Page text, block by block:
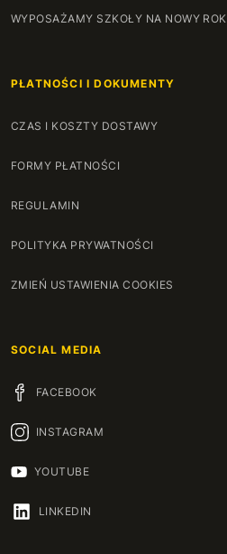
WYPOSAŻAMY SZKOŁY NA NOWY ROK
PŁATNOŚCI I DOKUMENTY
CZAS I KOSZTY DOSTAWY
FORMY PŁATNOŚCI
REGULAMIN
POLITYKA PRYWATNOŚCI
ZMIEŃ USTAWIENIA COOKIES
SOCIAL MEDIA
FACEBOOK
INSTAGRAM
YOUTUBE
LINKEDIN